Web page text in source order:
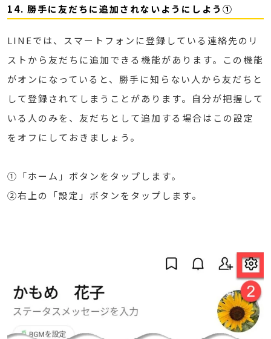
14. 勝手に友だちに追加されないようにしよう①
LINEでは、スマートフォンに登録している連絡先のリ
ストから友だちに追加できる機能があります。この機能
がオンになっていると、勝手に知らない人から友だちと
して登録されてしまうことがあります。自分が把握して
いる人のみを、友だちとして追加する場合はこの設定
をオフにしておきましょう。
①「ホーム」ボタンをタップします。
②右上の「設定」ボタンをタップします。